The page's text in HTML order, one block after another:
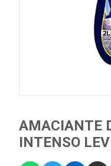
AMACIANTE
INTENSO